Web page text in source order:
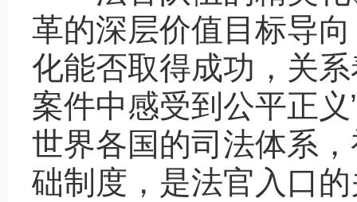
革的深层价值目标导
化能否取得成功，关
案件中感受到公平正
世界各国的司法体系
础制度，是法官入口